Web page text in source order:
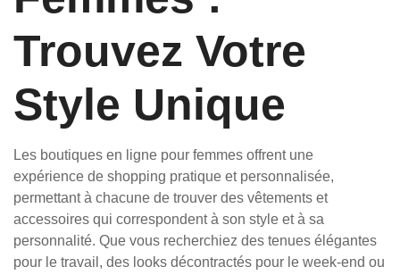
Trouvez Votre
Style Unique
Les boutiques en ligne pour femmes offrent une
expérience de shopping pratique et personnalisée,
permettant à chacune de trouver des vêtements et
accessoires qui correspondent à son style et à sa
personnalité. Que vous recherchiez des tenues élégantes
pour le travail, des looks décontractés pour le week-end ou